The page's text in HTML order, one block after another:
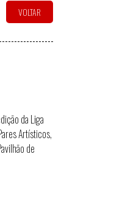
VOLTAR
da Liga
Artísticos,
de